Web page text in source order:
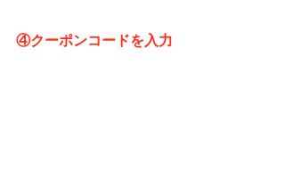
④クーポンコードを入力